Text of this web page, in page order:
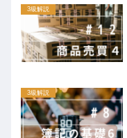
3級解説
3級解説